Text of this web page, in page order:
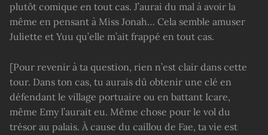
plutôt comique en tout cas. J’aurai du mal à avoir la
même en pensant à Miss Jonah… Cela semble amuser
Juliette et Yuu qu’elle m’ait frappé en tout cas.
[Pour revenir à ta question, rien n’est clair dans cette
tour. Dans ton cas, tu aurais dû obtenir une clé en
défendant le village portuaire ou en battant Icare,
même Emy l’aurait eu. Même chose pour le vol du
trésor au palais. À cause du caillou de Fae, ta vie est